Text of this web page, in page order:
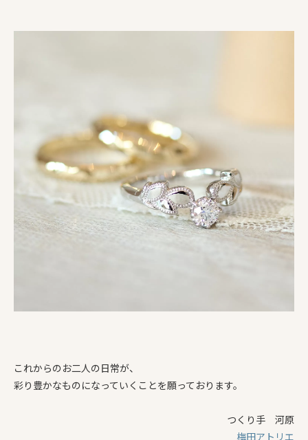
これからのお二人の日常が、
彩り豊かなものになっていくことを願っております。
つくり手 河原
梅田アトリエ